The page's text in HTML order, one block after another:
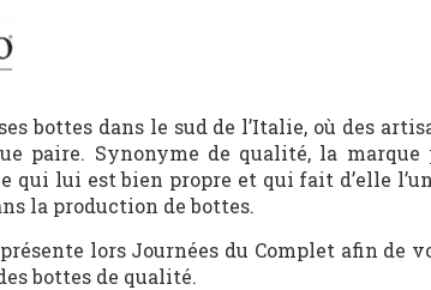
bottes dans le sud de l’Italie, où des
paire. Synonyme de qualité, la
qui lui est bien propre et qui fait d’elle
la production de bottes.
lors Journées du Complet afin de
bottes de qualité.